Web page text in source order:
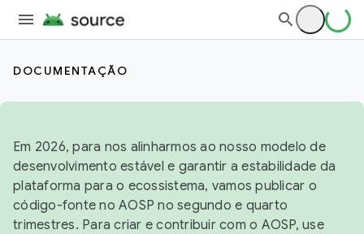
DOCUMENTAÇÃO
Em 2026, para nos alinharmos ao nosso modelo de
desenvolvimento estável e garantir a estabilidade da
plataforma para o ecossistema, vamos publicar o
código-fonte no AOSP no segundo e quarto
trimestres. Para criar e contribuir com o AOSP, use